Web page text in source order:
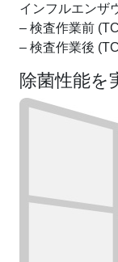
インフルエンザ
– 検査作業前
– 検査作業後
除菌性能を